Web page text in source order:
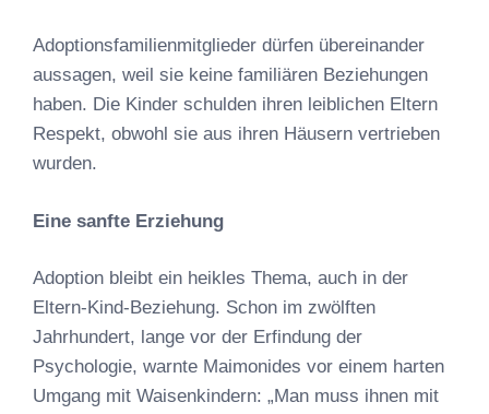
Adoptionsfamilienmitglieder dürfen übereinander
aussagen, weil sie keine familiären Beziehungen
haben. Die Kinder schulden ihren leiblichen Eltern
Respekt, obwohl sie aus ihren Häusern vertrieben
wurden.
Eine sanfte Erziehung
Adoption bleibt ein heikles Thema, auch in der
Eltern-Kind-Beziehung. Schon im zwölften
Jahrhundert, lange vor der Erfindung der
Psychologie, warnte Maimonides vor einem harten
Umgang mit Waisenkindern: „Man muss ihnen mit